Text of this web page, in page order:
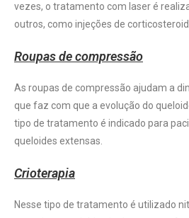
vezes, o tratamento com laser é
outros, como injeções de
Roupas de compressão
As roupas de compressão ajudam a
que faz com que a evolução do
tipo de tratamento é indicado para
queloides extensas.
Crioterapia
Nesse tipo de tratamento é utilizado